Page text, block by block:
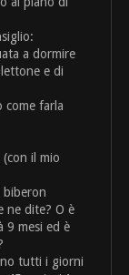
a dormire
e di
come farla
il mio
biberon
ne dite? O è
9 mesi ed è
tutti i giorni